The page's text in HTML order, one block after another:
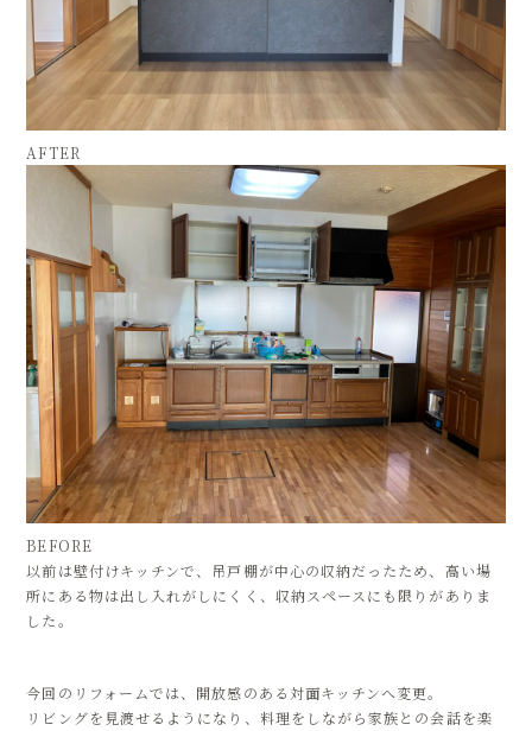
AFTER
BEFORE
以前は壁付けキッチンで、吊戸棚が中心の収納だったため、高い場
所にある物は出し入れがしにくく、収納スペースにも限りがありま
した。
今回のリフォームでは、開放感のある対面キッチンへ変更。
リビングを見渡せるようになり、料理をしながら家族との会話を楽